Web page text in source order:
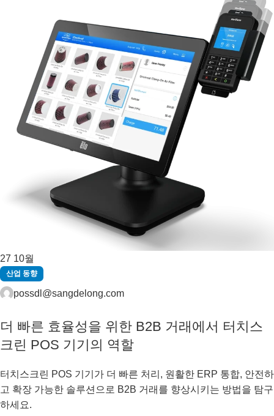
27 10월
산업 동향
possdl@sangdelong.com
더 빠른 효율성을 위한 B2B 거래에서 터치스
크린 POS 기기의 역할
터치스크린 POS 기기가 더 빠른 처리, 원활한 ERP 통합, 안전하
고 확장 가능한 솔루션으로 B2B 거래를 향상시키는 방법을 탐구
하세요.